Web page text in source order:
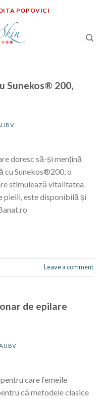
POPOVICI
Sunekos® 200,
doresc să-și mențină
cu Sunekos®200, o
stimulează vitalitatea
pielii, este disponibilă și
Leave a comment
de epilare
care femeile
că metodele clasice